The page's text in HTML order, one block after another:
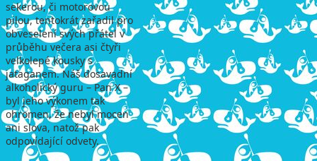
sekerou, či motorovou
pilou, tentokrát zařadil pro
obveselení svých přátel v
průběhu večera asi čtyři
velkolepé kousky s
jataganem. Náš dosavadní
alkoholický guru – Pan X –
byl jeho výkonem tak
ohromen, že nebyl mocen
ani slova, natož pak
odpovídající odvety.